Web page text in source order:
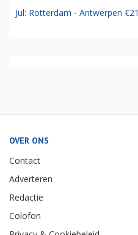
Jul: Rotterdam - Antwerpen €21
OVER ONS
Contact
Adverteren
Redactie
Colofon